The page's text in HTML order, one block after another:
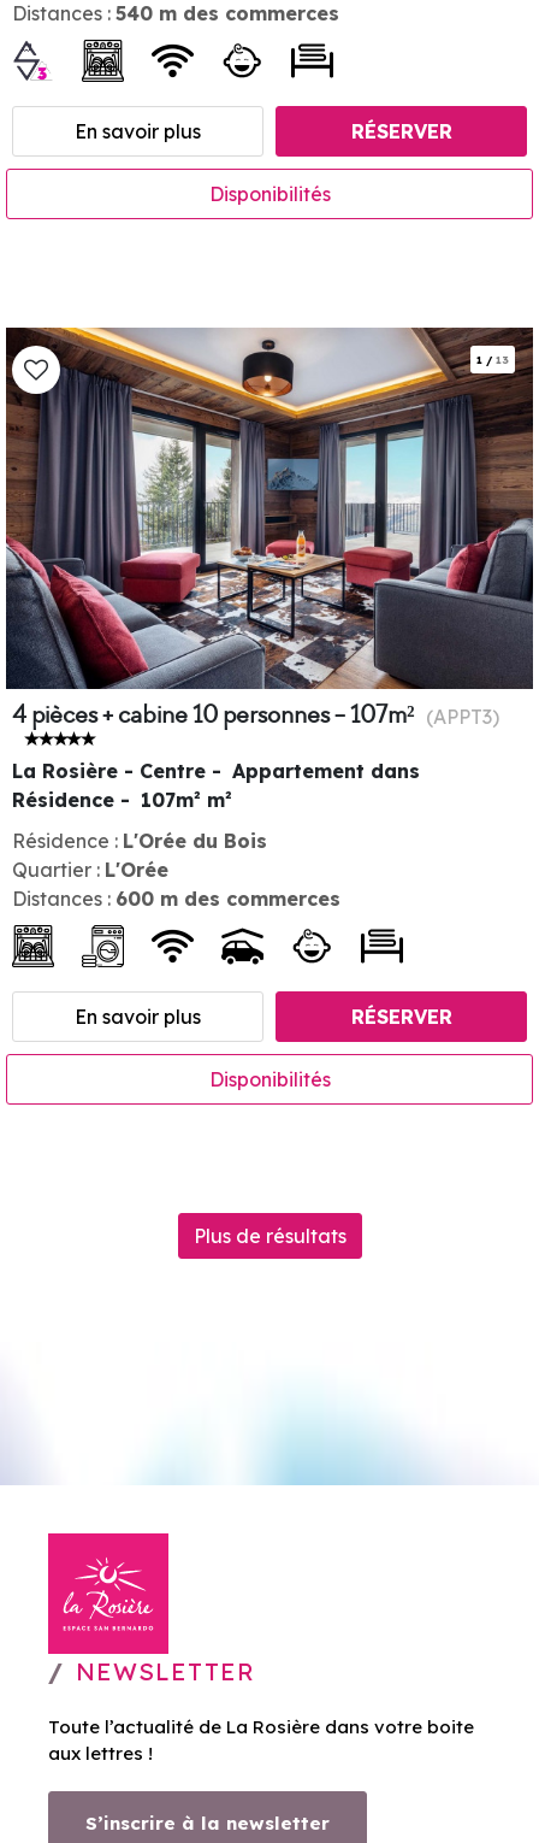
Distances : 540 m des commerces
En savoir plus RÉSERVER
Disponibilités
1 / 13
4 pièces + cabine 10 personnes - 107m² (APPT3)
La Rosière - Centre
Appartement dans
Résidence
107m² m²
Résidence : L'Orée du Bois
Quartier : L'Orée
Distances : 600 m des commerces
En savoir plus RÉSERVER
Disponibilités
Plus de résultats
NEWSLETTER
Toute l’actualité de La Rosière dans votre boite
aux lettres !
S’inscrire à la newsletter